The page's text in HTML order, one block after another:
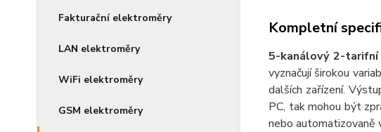
Fakturační elektroměry
LAN elektroměry
WiFi elektroměry
GSM elektroměry
Kompletní
5-kanálový 2-
vyznačují širokou
dalších zařízení.
PC, tak mohou být
nebo automatizovaně